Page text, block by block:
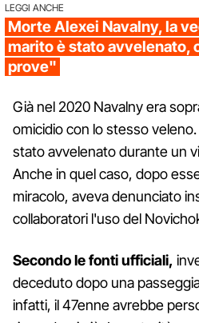
LEGGI ANCHE
Morte Alexei Navalny, la
marito è stato avvelenato,
prove"
Già nel 2020 Navalny era
omicidio con lo stesso
stato avvelenato durante un
Anche in quel caso, dopo
miracolo, aveva denunciato
collaboratori l'uso del
Secondo le fonti ufficiali,
deceduto dopo una
infatti, il 47enne avrebbe